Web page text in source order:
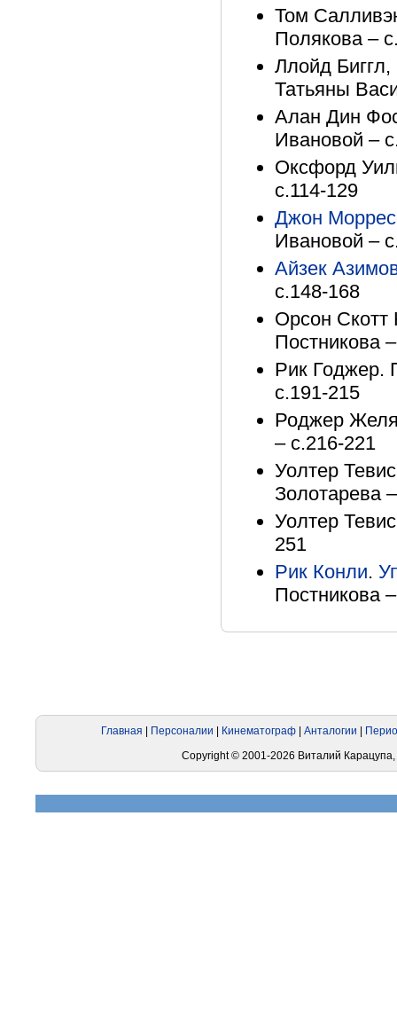
Том
Полякова –
Ллойд
Татьяны
Алан Дин
Ивановой –
Оксфорд
с.114-129
Джон
Ивановой –
Айзек
с.148-168
Орсон
Постникова
Рик Годжер.
с.191-215
Роджер
– с.216-221
Уолтер
Золотарева
Уолтер
251
Рик Конли.
Постникова